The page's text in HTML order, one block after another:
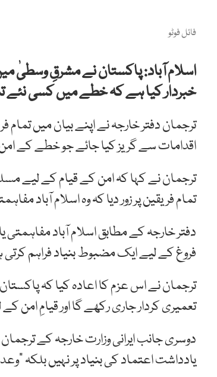
فائل فوٹو
اسلام آباد: پاکستان نے مشرقِ وسطیٰ
خبردار کیا ہے کہ خطے میں کسی نئے
ترجمان دفتر خارجہ نے اپنے بیان میں
اقدامات سے گریز کیا جائے جو خطے کے
ترجمان نے کہا کہ امن کے قیام کے لیے
تمام فریقین پر زور دیا کہ وہ اسلام آباد
دفتر خارجہ کے مطابق اسلام آباد
فروغ کے لیے ایک مضبوط بنیاد فراہم
ترجمان نے اس عزم کا اعادہ کیا کہ
تعمیری کردار جاری رکھے گا اور قیامِ امن
دوسری جانب ایرانی وزارت خارجہ کے
یادداشت اعتماد کی بنیاد پر نہیں بلکہ